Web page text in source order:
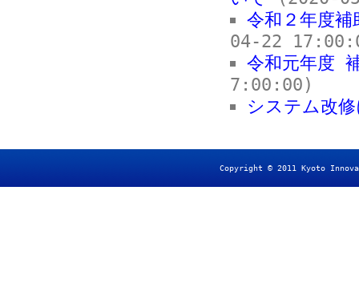
令和２年度
04-22
令和元年度
7:00:00)
システム改
Copyright © 2011 Kyoto